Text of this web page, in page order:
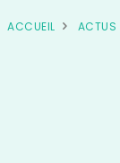
ACCUEIL ACTUS